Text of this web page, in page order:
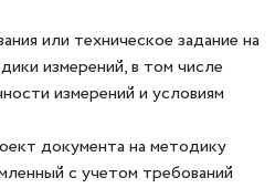
или техническое задание на
измерений, в том числе
измерений и условиям
документа на методику
с учетом требований